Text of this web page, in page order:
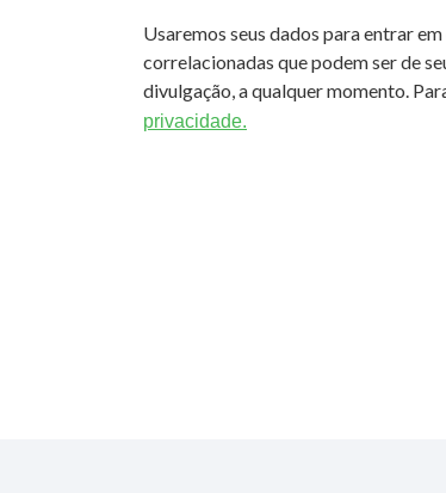
Usaremos seus dados para entrar
correlacionadas que podem ser de
divulgação, a qualquer momento.
privacidade.